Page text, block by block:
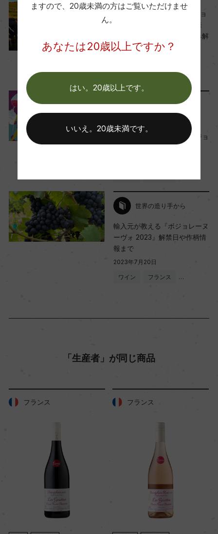
ー
平均収量
ー
土壌
花崗岩質、粘土石灰質
品質分類・原産地呼称
赤
キャップの仕様
プラスチックコルク
【過去記事 2025年】のボジョ
レー・ヌーヴォー今年の出来
は？生産者レポートから読み解
くヴィンテージ情報
…
世界の造り手から
【過去記事2024】11/21（木）
解禁！輸入元が教える『ボジョ
世界の造り手から
輸入元が教える『ボジョレーヌ
ーヴォ 2023』解禁日や作柄情
報まで
2023年7月20日
ワイン フランス …
「生産者」が同じ商品
フランス フランス
ますので、 20歳未満の方はご覧いただけませ
ん。
あなたは20歳以上ですか？
はい。20歳以上です。
いいえ。20歳未満です。